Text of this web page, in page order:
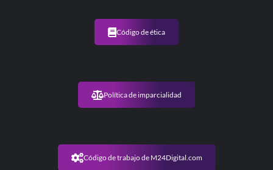
Código de ética
Política de imparcialidad
Código de trabajo de M24Digital.com